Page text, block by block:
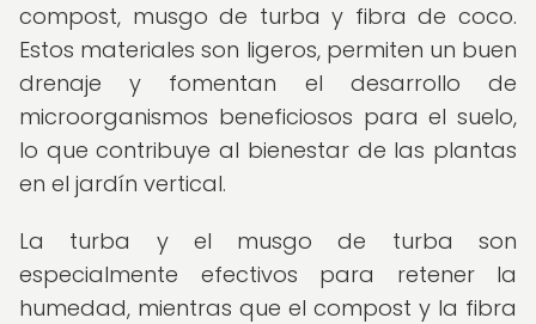
compost, musgo de turba y fibra de coco.
Estos materiales son ligeros, permiten un buen
drenaje y fomentan el desarrollo de
microorganismos beneficiosos para el suelo,
lo que contribuye al bienestar de las plantas
en el jardín vertical.
La turba y el musgo de turba son
especialmente efectivos para retener la
humedad, mientras que el compost y la fibra